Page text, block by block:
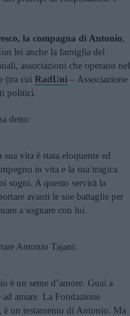
la compagna di Antonio,
lei anche la famiglia del
associazioni che operano nel
(tra cui RadUni – Associazione
politici.
detto:
sua vita è stata eloquente ed
in vita e la sua tragica
sogni. A questo servirà la
avanti le sue battaglie per
a sognare con lui.
Antonio Tajani:
è un seme d’amore. Guai a
amare. La Fondazione
un testamento di Antonio. Ma